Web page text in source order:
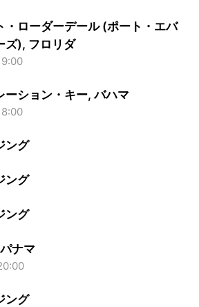
・ローダーデール (ポート・エバ
ズ), フロリダ
ーション・キー, バハマ
ング
ング
ング
ナマ
ング